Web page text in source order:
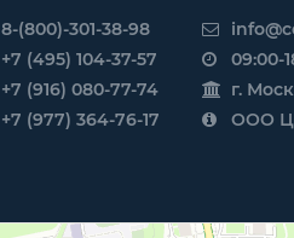
8-(800)-301-38-98
+7 (495) 104-37-57
+7 (916) 080-77-74
+7 (977) 364-76-17
09:00-
г.
ООО